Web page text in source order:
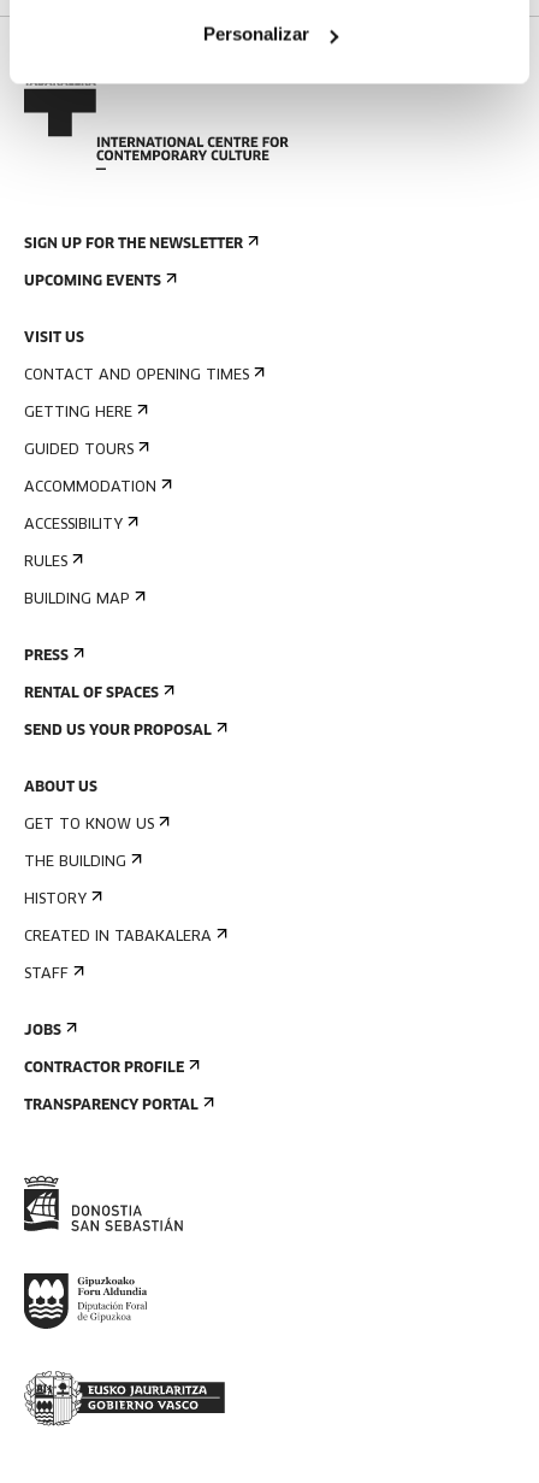
Personalizar
SIGN UP FOR THE NEWSLETTER
UPCOMING EVENTS
VISIT US
CONTACT AND OPENING TIMES
GETTING HERE
GUIDED TOURS
ACCOMMODATION
ACCESSIBILITY
RULES
BUILDING MAP
PRESS
RENTAL OF SPACES
SEND US YOUR PROPOSAL
ABOUT US
GET TO KNOW US
THE BUILDING
HISTORY
CREATED IN TABAKALERA
STAFF
JOBS
CONTRACTOR PROFILE
TRANSPARENCY PORTAL